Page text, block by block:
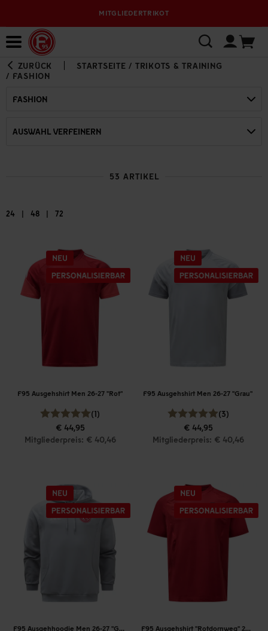
ZURÜCK STARTSEITE / TRIKOTS & TRAINING
/ FASHION
FASHION
AUSWAHL VERFEINERN
53 ARTIKEL
24 | 48 | 72
F95 Ausgehshirt Men 26-27 "Rot"
(1)
€ 44,95
Mitgliederpreis: € 40,46
F95 Ausgehshirt Men 26-27 "Grau"
(3)
€ 44,95
Mitgliederpreis: € 40,46
F95 Ausgehhoodie Men 26-27 "Grau" F95 Ausgehshirt "Rotdornweg" 26-27